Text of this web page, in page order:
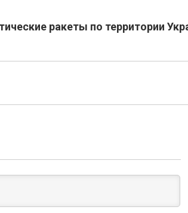
ракеты по территории